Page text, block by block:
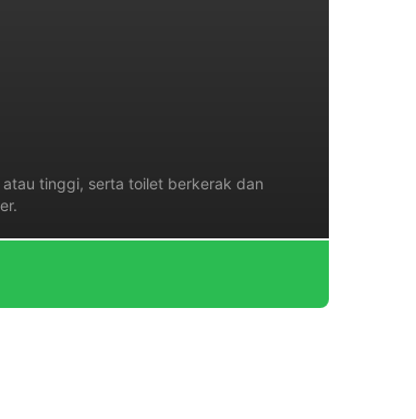
tinggi, serta toilet berkerak dan